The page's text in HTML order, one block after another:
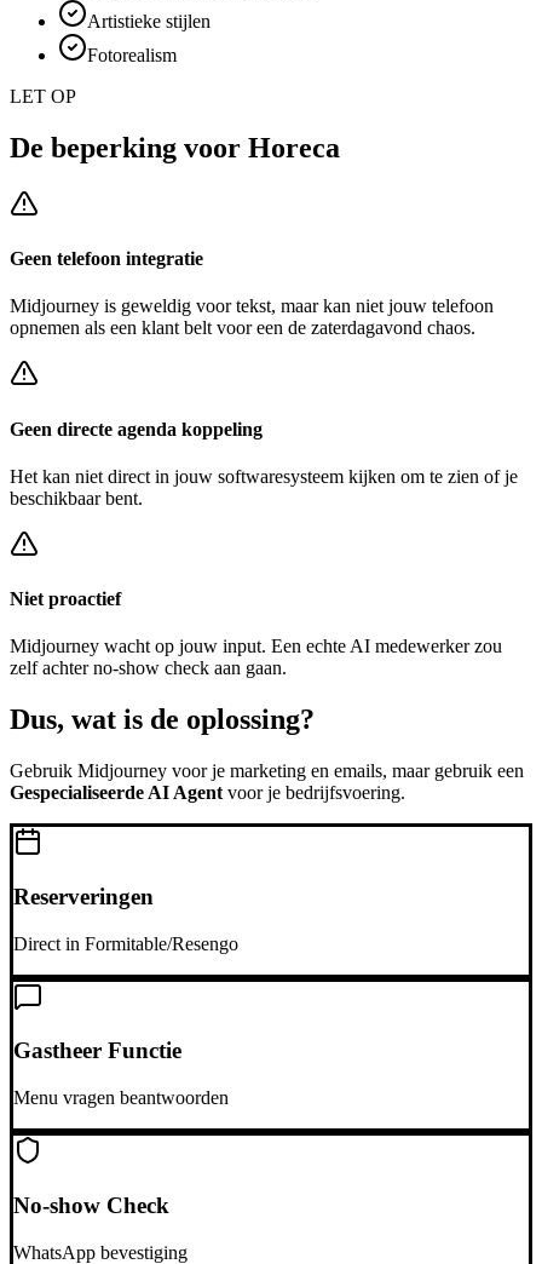
Artistieke stijlen
Fotorealism
LET OP
De beperking voor Horeca
Geen telefoon integratie
Midjourney is geweldig voor tekst, maar kan niet jouw telefoon
opnemen als een klant belt voor een de zaterdagavond chaos.
Geen directe agenda koppeling
Het kan niet direct in jouw softwaresysteem kijken om te zien of je
beschikbaar bent.
Niet proactief
Midjourney wacht op jouw input. Een echte AI medewerker zou
zelf achterno-show check aan gaan.
Dus, wat is de oplossing?
Gebruik Midjourney voor je marketing en emails, maar gebruik een
Gespecialiseerde AI Agent voor je bedrijfsvoering.
Reserveringen
Direct in Formitable/Resengo
Gastheer Functie
Menu vragen beantwoorden
No-show Check
WhatsApp bevestiging